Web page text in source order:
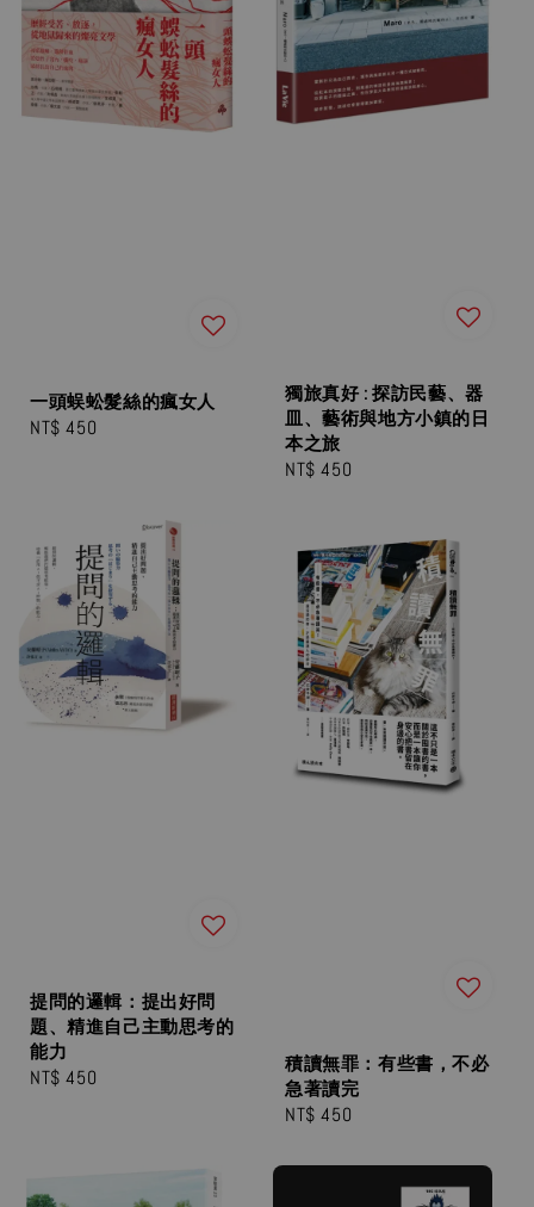
一頭蜈蚣髮絲的瘋女人
Regular
NT$ 450
獨旅真好 : 探訪民藝、器
皿、藝術與地方小鎮的日
本之旅
Regular
NT$ 450
提問的邏輯：提出好問
題、精進自己主動思考的
能力
Regular
NT$ 450
積讀無罪：有些書，不必
急著讀完
Regular
NT$ 450